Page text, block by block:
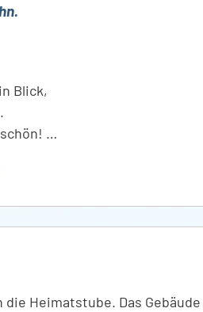
Blick,
…
Heimatstube. Das Gebäude